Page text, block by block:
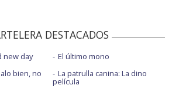
DESTACADOS
new day
bien, no
El último mono
La patrulla canina: La dino
película